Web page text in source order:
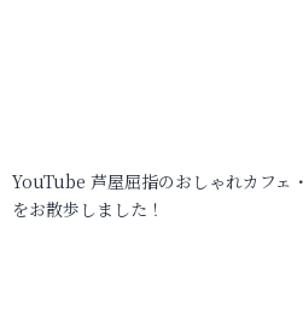
YouTube 芦屋屈指のおしゃれカフェ
をお散歩しました！